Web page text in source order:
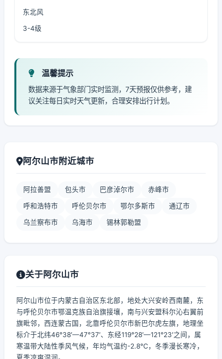
东北风
3-4级
温馨提示
数据来源于气象部门实时监测，7天预报仅供参考，建
议关注每日实时天气更新，合理安排出行计划。
阿尔山市附近城市
阿拉善盟 包头市 巴彦淖尔市 赤峰市
呼和浩特市 呼伦贝尔市 鄂尔多斯市 通辽市
乌兰察布市 乌海市 锡林郭勒盟
关于阿尔山市
阿尔山市位于内蒙古自治区东北部，地处大兴安岭西南麓，东
与呼伦贝尔市鄂温克族自治旗接壤，南与兴安盟科尔沁右翼前
旗毗邻，西连蒙古国，北靠呼伦贝尔市新巴尔虎左旗，地理坐
标介于北纬46°38′—47°37′、东经119°28′—121°23′之间，属
寒温带大陆性季风气候，年均气温约-2.8℃，冬季漫长寒冷，